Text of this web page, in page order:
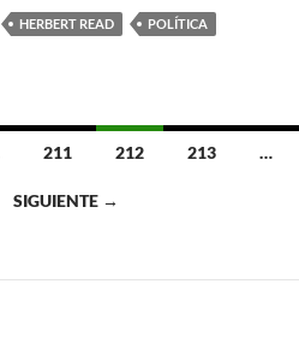
HERBERT READ
POLÍTICA
211 212 213 …
SIGUIENTE →